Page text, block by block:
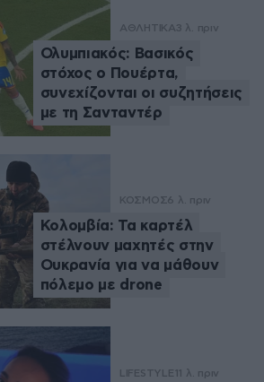
ΑΘΛΗΤΙΚΑ3 λ. πριν
Ολυμπιακός: Βασικός
στόχος ο Πουέρτα,
συνεχίζονται οι συζητήσεις
με τη Σανταντέρ
ΚΟΣΜΟΣ6 λ. πριν
Κολομβία: Τα καρτέλ
στέλνουν μαχητές στην
Ουκρανία για να μάθουν
πόλεμο με drone
LIFESTYLE 11 λ. πριν